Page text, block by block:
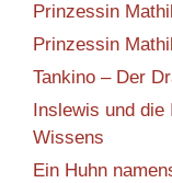
Prinzessin
Prinzessin
Tankino – Der
Inslewis und die
Wissens
Ein Huhn